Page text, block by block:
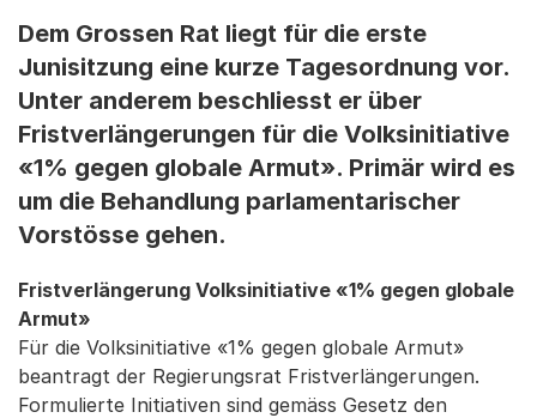
Dem Grossen Rat liegt für die erste
Junisitzung eine kurze Tagesordnung vor.
Unter anderem beschliesst er über
Fristverlängerungen für die Volksinitiative
«1% gegen globale Armut». Primär wird es
um die Behandlung parlamentarischer
Vorstösse gehen.
Fristverlängerung Volksinitiative «1% gegen globale
Armut»
Für die Volksinitiative «1% gegen globale Armut»
beantragt der Regierungsrat Fristverlängerungen.
Formulierte Initiativen sind gemäss Gesetz den